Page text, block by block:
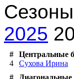
2025
# Центральные
4
Сухова Ирина
#
Диагональные